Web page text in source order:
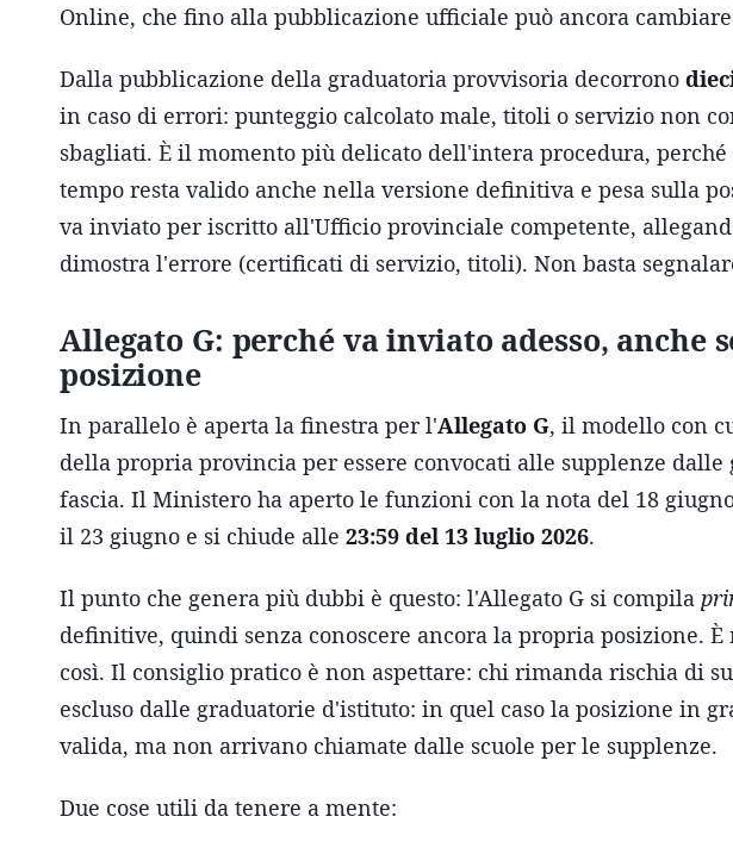
Online, che fino alla pubblicazione ufficiale può ancora
Dalla pubblicazione della graduatoria provvisoria decorrono
in caso di errori: punteggio calcolato male, titoli o servizio non
sbagliati. È il momento più delicato dell'intera procedura,
tempo resta valido anche nella versione definitiva e pesa sulla
va inviato per iscritto all'Ufficio provinciale competente,
dimostra l'errore (certificati di servizio, titoli). Non basta
Allegato G: perché va inviato adesso, anche
posizione
In parallelo è aperta la finestra per l'Allegato G, il modello con
della propria provincia per essere convocati alle supplenze
fascia. Il Ministero ha aperto le funzioni con la nota del 18
il 23 giugno e si chiude alle 23:59 del 13 luglio 2026.
Il punto che genera più dubbi è questo: l'Allegato G si compila
definitive, quindi senza conoscere ancora la propria posizione.
così. Il consiglio pratico è non aspettare: chi rimanda rischia di
escluso dalle graduatorie d'istituto: in quel caso la posizione in
valida, ma non arrivano chiamate dalle scuole per le supplenze.
Due cose utili da tenere a mente: